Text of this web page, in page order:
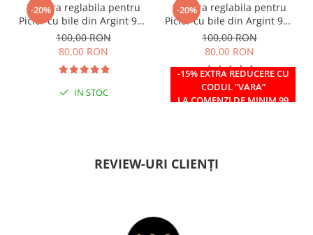
-20%
Bratara reglabila pentru
Picior cu bile din Argint 925
si margele Miyuki rosii
100,00 RON
80,00 RON
IN STOC
-20%
-15% EXTRA REDUCERE CU
CODUL ”VARA”
LA COMENZI DE MINIM 99
Bratara reglabila pentru
Picior cu bile din Argint 925
si margele Miyuki verzi
100,00 RON
80,00 RON
IN STOC
REVIEW-URI CLIENȚI